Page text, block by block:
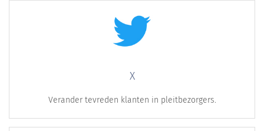
X
Verander tevreden klanten in pleitbezorgers.